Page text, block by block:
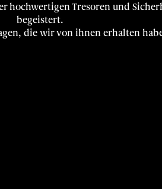
hochwertigen Tresoren und
begeistert.
die wir von ihnen erhalten